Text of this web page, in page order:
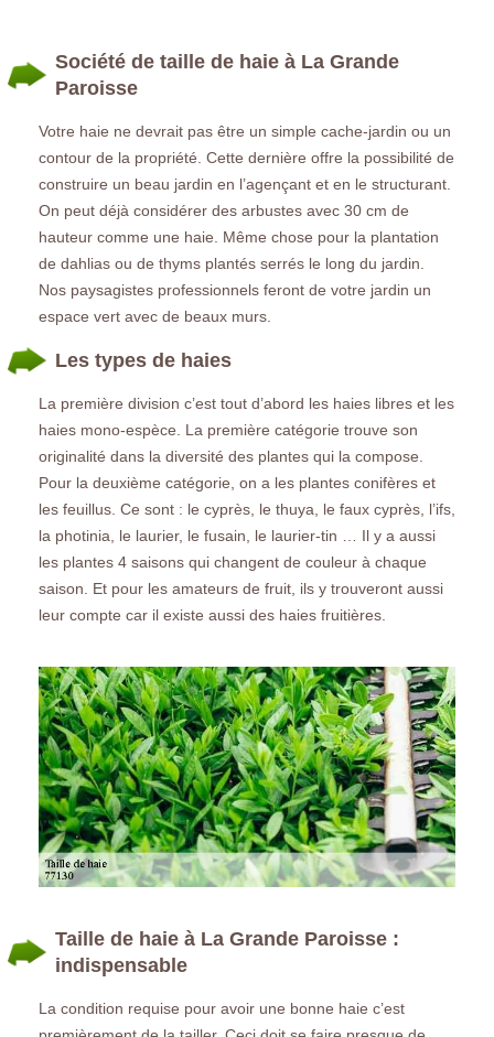
Société de taille de haie à La Grande
Paroisse
Votre haie ne devrait pas être un simple cache-jardin ou un
contour de la propriété. Cette dernière offre la possibilité de
construire un beau jardin en l’agençant et en le structurant.
On peut déjà considérer des arbustes avec 30 cm de
hauteur comme une haie. Même chose pour la plantation
de dahlias ou de thyms plantés serrés le long du jardin.
Nos paysagistes professionnels feront de votre jardin un
espace vert avec de beaux murs.
Les types de haies
La première division c’est tout d’abord les haies libres et les
haies mono-espèce. La première catégorie trouve son
originalité dans la diversité des plantes qui la compose.
Pour la deuxième catégorie, on a les plantes conifères et
les feuillus. Ce sont : le cyprès, le thuya, le faux cyprès, l’ifs,
la photinia, le laurier, le fusain, le laurier-tin … Il y a aussi
les plantes 4 saisons qui changent de couleur à chaque
saison. Et pour les amateurs de fruit, ils y trouveront aussi
leur compte car il existe aussi des haies fruitières.
Taille de haie à La Grande Paroisse :
indispensable
La condition requise pour avoir une bonne haie c’est